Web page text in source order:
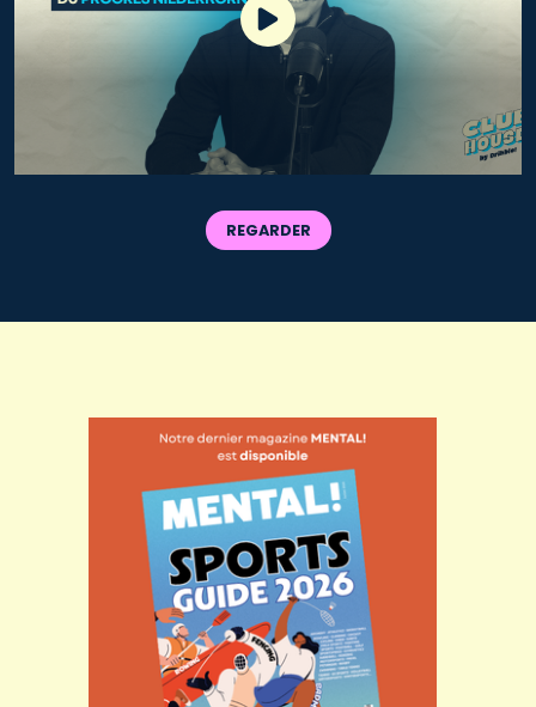
REGARDER